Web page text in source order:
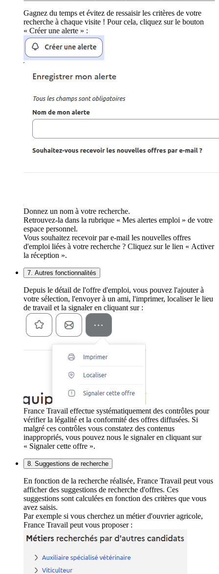
Gagnez du temps et évitez de ressaisir les critères de votre
recherche à chaque visite ! Pour cela, cliquez sur le bouton
« Créer une alerte » :
Donnez un nom à votre recherche.
Retrouvez-la dans la rubrique « Mes alertes emploi » de votre
espace personnel.
Vous souhaitez recevoir par e-mail les nouvelles offres
d'emploi liées à votre recherche ? Cliquez sur le lien « Activer
la réception ».
7. Autres fonctionnalités
Depuis le détail de l'offre d'emploi, vous pouvez l'ajouter à
votre sélection, l'envoyer à un ami, l'imprimer, localiser le lieu
de travail et la signaler en cliquant sur :
France Travail effectue systématiquement des contrôles pour
vérifier la légalité et la conformité des offres diffusées. Si
malgré ces contrôles vous constatez des contenus
inappropriés, vous pouvez nous le signaler en cliquant sur
« Signaler cette offre ».
8. Suggestions de recherche
En fonction de la recherche réalisée, France Travail peut vous
afficher des suggestions de recherche d'offres. Ces
suggestions sont calculées en fonction des critères que vous
avez saisis.
Par exemple si vous cherchez un métier d'ouvrier agricole,
France Travail peut vous proposer :